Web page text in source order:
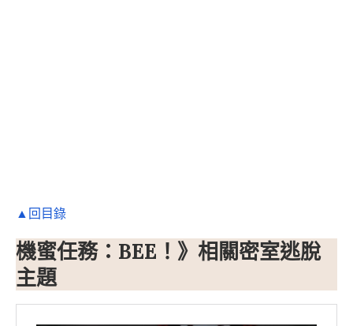
▲回目錄
機蜜任務：BEE！》相關密室逃脫
主題